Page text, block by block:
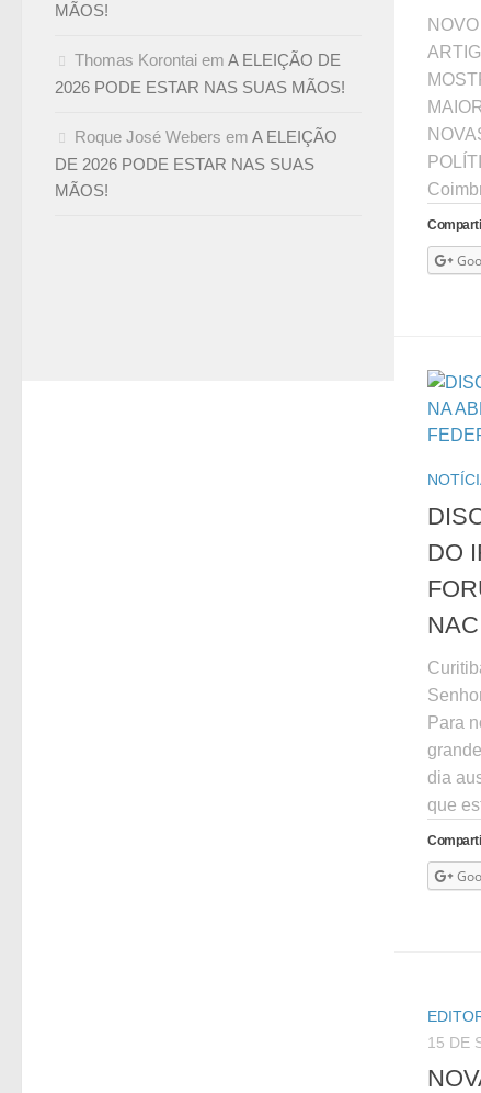
DO
Para
dia
que
15 DE
MÃOS!
Thomas Korontai em A ELEIÇÃO DE
2026 PODE ESTAR NAS SUAS MÃOS!
Roque José Webers em A ELEIÇÃO
DE 2026 PODE ESTAR NAS SUAS
MÃOS!